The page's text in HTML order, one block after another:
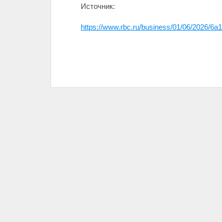
Источник:
https://www.rbc.ru/business/01/06/2026/